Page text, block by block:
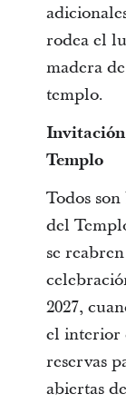
rodea el
madera
templo.
Templo
Todos
del
se
2027,
el interior
reservas
abiertas